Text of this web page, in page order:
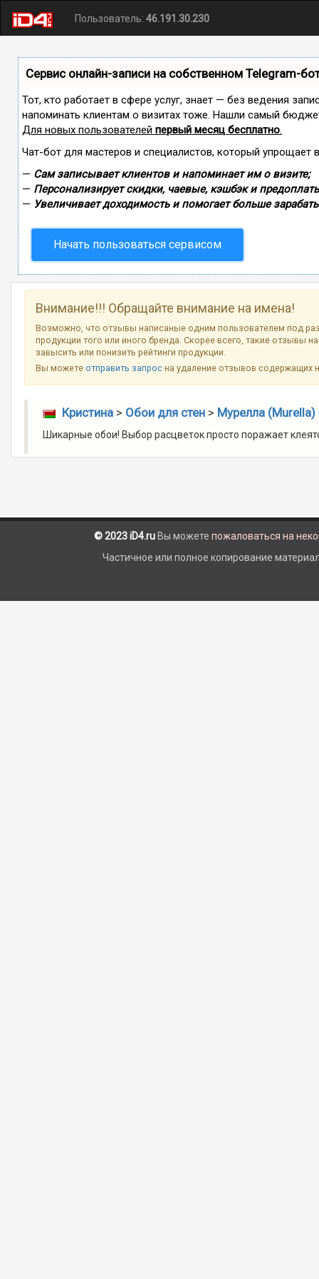
Пользователь: 46.191.30.230
Сервис онлайн-записи на собственном Telegram-
Тот, кто работает в сфере услуг, знает — без ведения
напоминать клиентам о визитах тоже. Нашли самый
Для новых пользователей первый месяц бесплатно.
Чат-бот для мастеров и специалистов, который упрощает
— Сам записывает клиентов и напоминает им о визите;
— Персонализирует скидки, чаевые, кэшбэк и
— Увеличивает доходимость и помогает больше
Начать пользоваться сервисом
Внимание!!! Обращайте внимание на имена!
Возможно, что отзывы написаные одним пользователем под
продукции того или иного бренда. Скорее всего, такие отзывы
завысить или понизить рейтинги продукции.
Вы можетеотправить запрос на удаление отзывов
Кристина> Обои для стен> Мурелла (Murella)
Шикарные обои! Выбор расцветок просто поражает
© 2023 iD4.ru Вы можете пожаловаться на
Частичное или полное копирование